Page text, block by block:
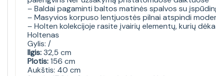
– Baldai pagaminti baltos matinės spalvos su
– Masyvios korpuso lentjuostės pilnai atspindi
– Holten kolekcijoje rasite įvairių elementų, kurių
Holtenas
Gylis: /
Ilgis:32,5 cm
Plotis:156 cm
Aukštis: 40 cm